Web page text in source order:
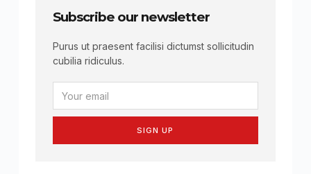
Subscribe our newsletter
Purus ut praesent facilisi dictumst sollicitudin
cubilia ridiculus.
SIGN UP